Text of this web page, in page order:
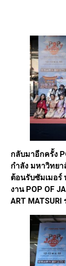
กลับมาอีกครั้ง
กำลัง มหาวิทย
ต้อนรับซัมเมอร์
งาน POP OF
ART